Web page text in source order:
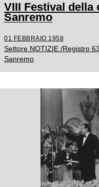
VIII Festival della
Sanremo
01 FEBBRAIO 1958
Settore NOTIZIE /Registro
Sanremo